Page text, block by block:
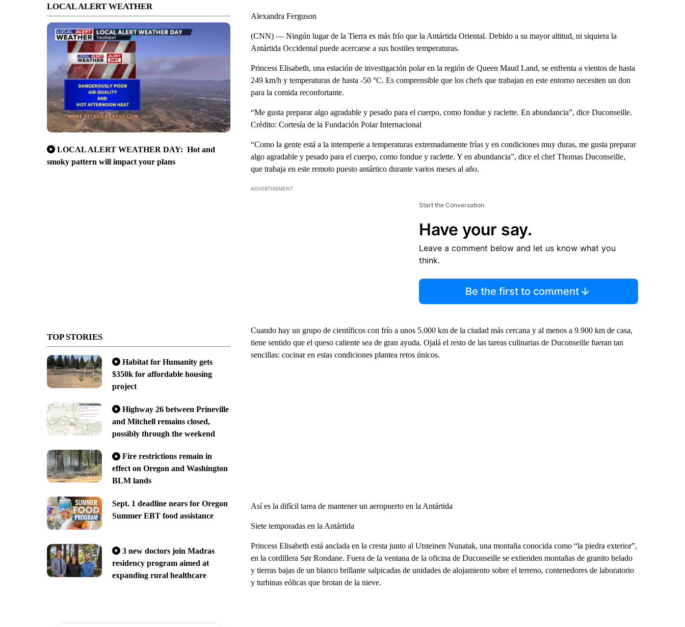
LOCAL ALERT WEATHER
LOCAL ALERT WEATHER DAY: Hot and
smoky pattern will impact your plans
TOP STORIES
Habitat for Humanity gets
$350k for affordable housing
project
Highway 26 between Prineville
and Mitchell remains closed,
possibly through the weekend
Fire restrictions remain in
effect on Oregon and Washington
BLM lands
Sept. 1 deadline nears for Oregon
Summer EBT food assistance
3 new doctors join Madras
residency program aimed at
expanding rural healthcare
Alexandra Ferguson
(CNN) — Ningún lugar de la Tierra es más frío que la Antártida Oriental. Debido a su mayor altitud, ni siquiera la
Antártida Occidental puede acercarse a sus hostiles temperaturas.
Princess Elisabeth, una estación de investigación polar en la región de Queen Maud Land, se enfrenta a vientos de hasta
249 km/h y temperaturas de hasta -50 °C. Es comprensible que los chefs que trabajan en este entorno necesiten un don
para la comida reconfortante.
“Me gusta preparar algo agradable y pesado para el cuerpo, como fondue y raclette. En abundancia”, dice Duconseille.
Crédito: Cortesía de la Fundación Polar Internacional
“Como la gente está a la intemperie a temperaturas extremadamente frías y en condiciones muy duras, me gusta preparar
algo agradable y pesado para el cuerpo, como fondue y raclette. Y en abundancia”, dice el chef Thomas Duconseille,
que trabaja en este remoto puesto antártico durante varios meses al año.
ADVERTISEMENT
Start the Conversation
Have your say.
Leave a comment below and let us know what you
think.
Be the first to comment
Cuando hay un grupo de científicos con frío a unos 5.000 km de la ciudad más cercana y al menos a 9.900 km de casa,
tiene sentido que el queso caliente sea de gran ayuda. Ojalá el resto de las tareas culinarias de Duconseille fueran tan
sencillas: cocinar en estas condiciones plantea retos únicos.
Así es la difícil tarea de mantener un aeropuerto en la Antártida
Siete temporadas en la Antártida
Princess Elisabeth está anclada en la cresta junto al Utsteinen Nunatak, una montaña conocida como “la piedra exterior”,
en la cordillera Sør Rondane. Fuera de la ventana de la oficina de Duconseille se extienden montañas de granito helado
y tierras bajas de un blanco brillante salpicadas de unidades de alojamiento sobre el terreno, contenedores de laboratorio
y turbinas eólicas que brotan de la nieve.